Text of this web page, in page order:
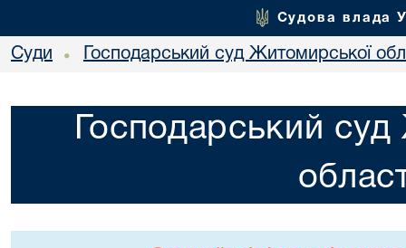
Судова влада
Суди • Господарський суд Житомирської
Господарський